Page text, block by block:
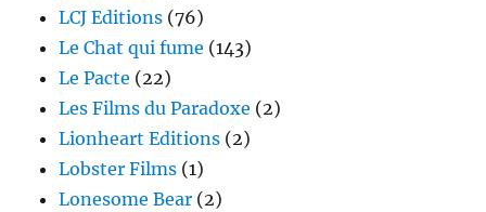
LCJ Editions (76)
Le Chat qui fume (143)
Le Pacte (22)
Les Films du Paradoxe (2)
Lionheart Editions (2)
Lobster Films (1)
Lonesome Bear (2)